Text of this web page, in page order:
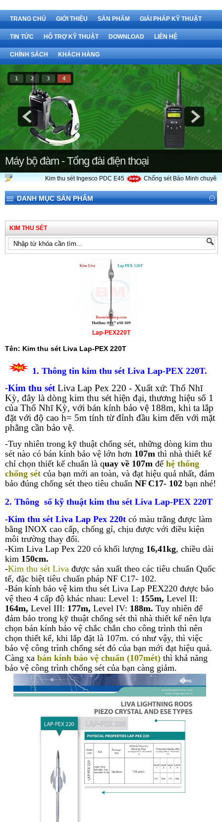
TRANG CHỦ GIỚI THIỆU SẢN PHẨM GIẢI PHÁP KỸ THUẬT
TIN TỨC HỖ TRỢ KỸ THUẬT DOWNLOAD LIÊN HỆ
CHÍNH SÁCH KHÁCH HÀNG
1 2 3 4
Máy bộ đàm - Tổng đài điện thoại
Kim thu sét Ingesco PDC E45 Chống sét Bảo Minh chuyên
DANH MỤC SẢN PHẨM
KIM THU SÉT
Lap-PEX220T
Tên: Kim thu sét Liva Lap-PEX 220T
1. Thông tin kim thu sét Liva Lap-PEX 220T.
-Kim thu sétLiva Lap Pex 220 - Xuất xứ: Thổ Nhĩ
Kỳ, đây là dòng kim thu sét hiện đại, thương hiệu số 1
của Thổ Nhĩ Kỳ, với bán kính bảo vệ 188m, khi ta lắp
đặt với độ cao h= 5m tính từ đỉnh đầu kim đến với mặt
phẳng cần bảo vệ.
-Tuy nhiên trong kỹ thuật chống sét, những dòng kim thu
sét nào có bán kính bảo vệ lớn hơn 107m thì nhà thiết kế
chỉ chọn thiết kế chuẩn là quay về 107m để hệ thống
chống sét của bạn mới an toàn, và đạt hiệu quả nhất, đảm
bảo đúng chống sét theo tiêu chuẩn NFC17- 102 bạn nhé!
2. Thông số kỹ thuật kim thu sét Liva Lap-PEX 220T
-Kim thu sét Liva Lap Pex 220t có màu trắng được làm
bằng INOX cao cấp, chống gỉ, chịu được với điều kiện
môi trường thay đổi.
-Kim Liva Lap Pex 220 có khối lượng 16,41kg, chiều dài
kim 150cm.
-Kim thu sét Liva được sản xuất theo các tiêu chuẩn Quốc
tế, đặc biệt tiêu chuẩn pháp NF C17- 102.
-Bán kính bảo vệ kim thu sét Liva Lap PEX220 được bảo
vệ theo 4 cấp độ khác nhau: Level 1: 155m, Level II:
164m, Level III: 177m, Level IV: 188m. Tuy nhiên để
đảm bảo trong kỹ thuật chống sét thì nhà thiết kế nên lựa
chọn bán kính bảo vệ chắc chắn cho công trình thì nên
chọn thiết kế, khi lắp đặt là 107m. có như vậy, thì việc
bảo vệ công trình chống sét đó của bạn mới đạt hiệu quả.
Càng xa bán kính bảo vệ chuẩn (107mét) thì khả năng
bảo vệ công trình chống sét của bạn càng giảm.